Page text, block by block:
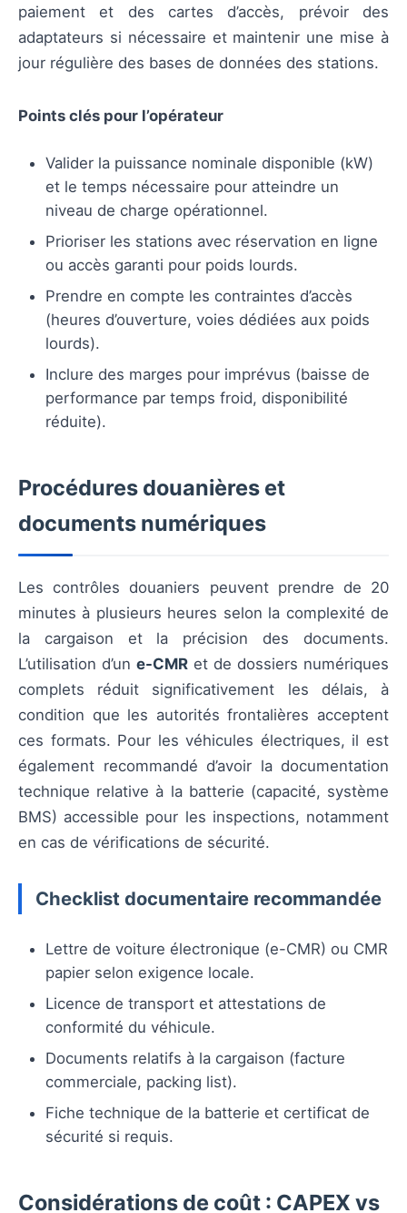
paiement et des cartes d’accès, prévoir des
adaptateurs si nécessaire et maintenir une mise à
jour régulière des bases de données des stations.
Points clés pour l’opérateur
Valider la puissance nominale disponible (kW)
et le temps nécessaire pour atteindre un
niveau de charge opérationnel.
Prioriser les stations avec réservation en ligne
ou accès garanti pour poids lourds.
Prendre en compte les contraintes d’accès
(heures d’ouverture, voies dédiées aux poids
lourds).
Inclure des marges pour imprévus (baisse de
performance par temps froid, disponibilité
réduite).
Procédures douanières et
documents numériques
Les contrôles douaniers peuvent prendre de 20
minutes à plusieurs heures selon la complexité de
la cargaison et la précision des documents.
L’utilisation d’un e-CMR et de dossiers numériques
complets réduit significativement les délais, à
condition que les autorités frontalières acceptent
ces formats. Pour les véhicules électriques, il est
également recommandé d’avoir la documentation
technique relative à la batterie (capacité, système
BMS) accessible pour les inspections, notamment
en cas de vérifications de sécurité.
Checklist documentaire recommandée
Lettre de voiture électronique (e-CMR) ou CMR
papier selon exigence locale.
Licence de transport et attestations de
conformité du véhicule.
Documents relatifs à la cargaison (facture
commerciale, packing list).
Fiche technique de la batterie et certificat de
sécurité si requis.
Considérations de coût : CAPEX vs